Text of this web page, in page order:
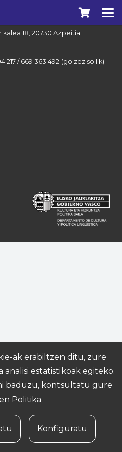
18, 20730 Azpeitia
217 / 669 363 492 (goizez soilik)
ak erabiltzen ditu, zure
analisi estatistikoak egiteko.
baduzu, kontsultatu gure
Politika
Konfiguratu